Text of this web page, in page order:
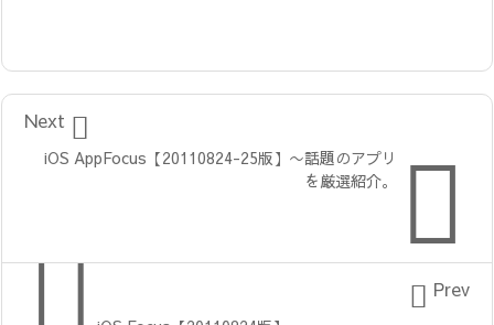

iOS AppFocus【20110824-25版】〜話題のアプリ
を厳選紹介。

Next
 Prev